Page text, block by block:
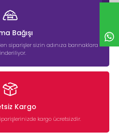
Bağışı
siparişler sizin adınıza barınaklara
Kargo
kargo ücretsizdir.